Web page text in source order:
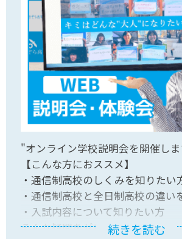
"オンライン学校説明会を開催し
【こんな方におススメ】
・通信制高校のしくみを知りたい
・通信制高校と全日制高校の違い
・入試内容について知りたい方
そんな疑問をゼロから解消します
続きを読む